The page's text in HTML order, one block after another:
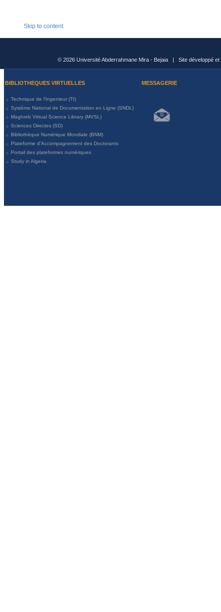
Skip to content
© 2026 Université Abderrahmane Mira - Bejaia | Site développé
BIBLIOTHEQUES VIRTUELLES MESSAGERIE
Technique de l'Ingenieur (TI)
Système National de Documentation en Ligne (SNDL)
Maghreb Virtual Science Library (MVSL)
Sciences Directes (SD)
Bibliothèque Numérique Mondiale (BNM)
Plateforme d'Accompagnement des Doctorants
Portail des plateformes numériques
Study in Algeria